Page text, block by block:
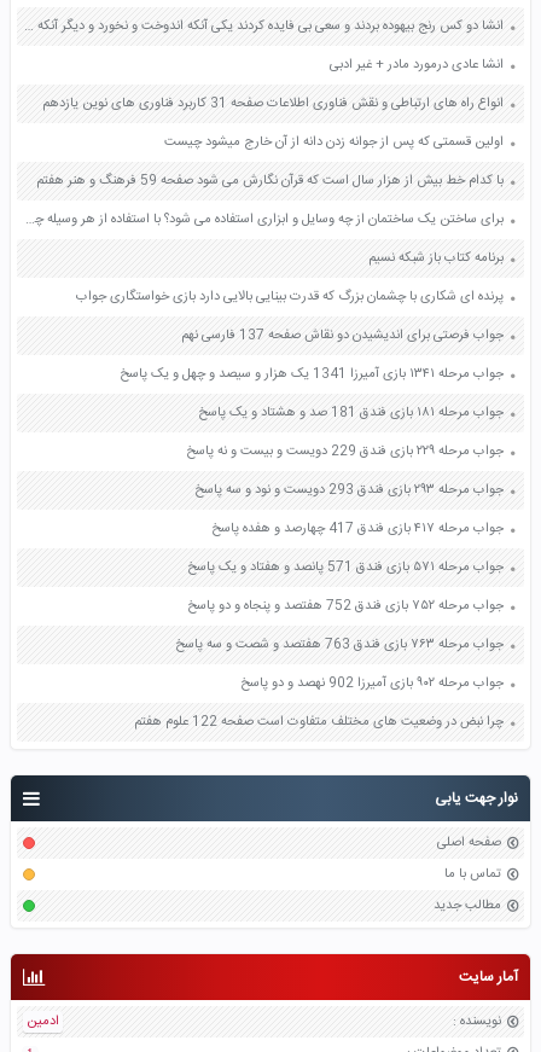
نوار جهت یابی
صفحه اصلی
تماس با ما
مطالب جدید
آمار سایت
نویسنده :
ادمین
انشا دو کس رنج بیهوده بردند و سعی بی فایده کردند یکی آنکه اندوخت و نخورد و دیگر آنکه آموخت و نکرد به زبان ساده معنی صفحه 26 کتاب نگارش پنجم
انشا عادی درمورد مادر + غیر ادبی
انواع راه های ارتباطی و نقش فناوری اطلاعات صفحه 31 کاربرد فناوری های نوین یازدهم
اولین قسمتی که پس از جوانه زدن دانه از آن خارج میشود چیست
با کدام خط بیش از هزار سال است که قرآن نگارش می شود صفحه 59 فرهنگ و هنر هفتم
برای ساختن یک ساختمان از چه وسایل و ابزاری استفاده می شود؟ با استفاده از هر وسیله چه کاری انجام می گیرد؟ صفحه 68 علوم پنجم
برنامه کتاب باز شبکه نسیم
پرنده ای شکاری با چشمان بزرگ که قدرت بینایی بالایی دارد بازی خواستگاری جواب
جواب فرصتی برای اندیشیدن دو نقاش صفحه 137 فارسی نهم
جواب مرحله ۱۳۴۱ بازی آمیرزا 1341 یک هزار و سیصد و چهل و یک پاسخ
جواب مرحله ۱۸۱ بازی فندق 181 صد و هشتاد و یک پاسخ
جواب مرحله ۲۲۹ بازی فندق 229 دویست و بیست و نه پاسخ
جواب مرحله ۲۹۳ بازی فندق 293 دویست و نود و سه پاسخ
جواب مرحله ۴۱۷ بازی فندق 417 چهارصد و هفده پاسخ
جواب مرحله ۵۷۱ بازی فندق 571 پانصد و هفتاد و یک پاسخ
جواب مرحله ۷۵۲ بازی فندق 752 هفتصد و پنجاه و دو پاسخ
جواب مرحله ۷۶۳ بازی فندق 763 هفتصد و شصت و سه پاسخ
جواب مرحله ۹۰۲ بازی آمیرزا 902 نهصد و دو پاسخ
چرا نبض در وضعیت های مختلف متفاوت است صفحه 122 علوم هفتم